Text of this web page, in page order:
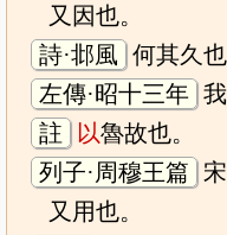
又因也。
詩·邶風 何其久
左傳·昭十三年
註
以魯故也。
列子·周穆王篇
又用也。